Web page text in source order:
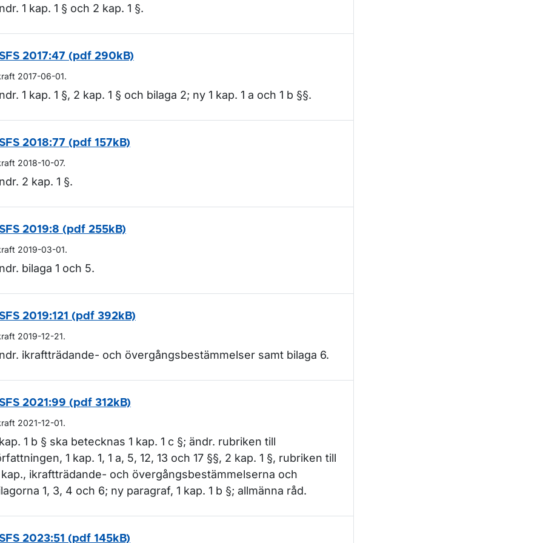
1 kap. 1 § och 2 kap. 1 §.
2017:47 (pdf 290kB)
2017-06-01.
1 kap. 1 §, 2 kap. 1 § och bilaga 2; ny 1 kap. 1 a och 1 b §§.
2018:77 (pdf 157kB)
2018-10-07.
2 kap. 1 §.
2019:8 (pdf 255kB)
2019-03-01.
bilaga 1 och 5.
2019:121 (pdf 392kB)
2019-12-21.
ikraftträdande- och övergångsbestämmelser samt bilaga 6.
2021:99 (pdf 312kB)
2021-12-01.
1 b § ska betecknas 1 kap. 1 c §; ändr. rubriken till
1 kap. 1, 1 a, 5, 12, 13 och 17 §§, 2 kap. 1 §, rubriken till
ikraftträdande- och övergångsbestämmelserna och
1, 3, 4 och 6; ny paragraf, 1 kap. 1 b §; allmänna råd.
2023:51 (pdf 145kB)